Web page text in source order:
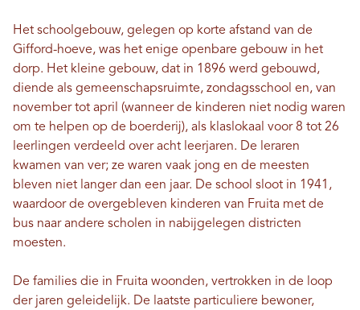
Het schoolgebouw, gelegen op korte afstand van de
Gifford-hoeve, was het enige openbare gebouw in het
dorp. Het kleine gebouw, dat in 1896 werd gebouwd,
diende als gemeenschapsruimte, zondagsschool en, van
november tot april (wanneer de kinderen niet nodig waren
om te helpen op de boerderij), als klaslokaal voor 8 tot 26
leerlingen verdeeld over acht leerjaren. De leraren
kwamen van ver; ze waren vaak jong en de meesten
bleven niet langer dan een jaar. De school sloot in 1941,
waardoor de overgebleven kinderen van Fruita met de
bus naar andere scholen in nabijgelegen districten
moesten.
De families die in Fruita woonden, vertrokken in de loop
der jaren geleidelijk. De laatste particuliere bewoner,